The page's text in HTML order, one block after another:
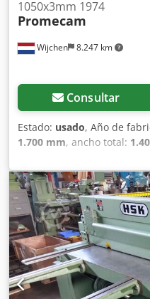
Wijchen 8.247 km
1050x3mm 1974
Promecam
Consultar
Estado: usado, Año de
1.700 mm, ancho total:
Color: Gris Peso: 1.000 kg
Documentación
Certificado CE disponible:
Control: Convencional -
Espesor máx. de chapa
[mm]: 1050 - Tipo de tope:
[mm]: 500 - Tipo de mesa:
de transporte: 1700mm x
Peso neto de transporte
para transporte [uds.]: 1